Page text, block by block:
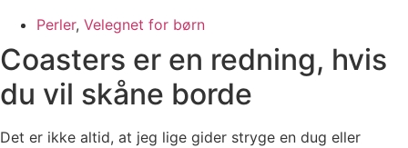
Perler, Velegnet for børn
Coasters er en redning, hvis
du vil skåne borde
Det er ikke altid, at jeg lige gider stryge en dug eller